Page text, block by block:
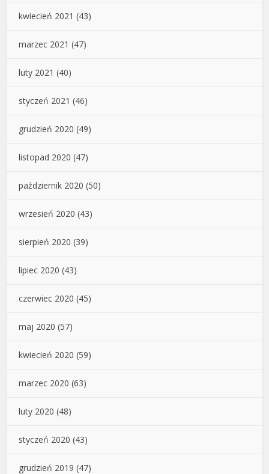
kwiecień 2021 (43)
marzec 2021 (47)
luty 2021 (40)
styczeń 2021 (46)
grudzień 2020 (49)
listopad 2020 (47)
październik 2020 (50)
wrzesień 2020 (43)
sierpień 2020 (39)
lipiec 2020 (43)
czerwiec 2020 (45)
maj 2020 (57)
kwiecień 2020 (59)
marzec 2020 (63)
luty 2020 (48)
styczeń 2020 (43)
grudzień 2019 (47)